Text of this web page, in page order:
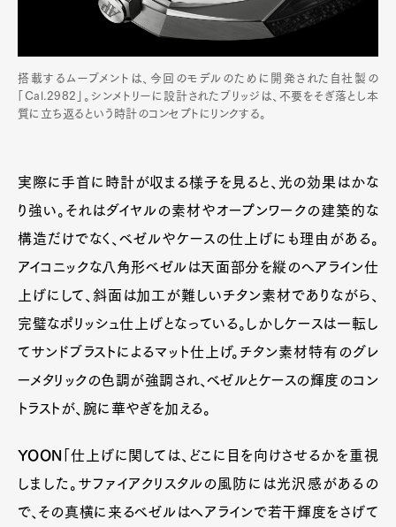
搭載するムーブメントは、今回のモデルのために開発された自社製の
「Cal.2982」。シンメトリーに設計されたブリッジは、不要をそぎ落とし本
質に立ち返るという時計のコンセプトにリンクする。
実際に手首に時計が収まる様子を見ると、光の効果はかな
り強い。それはダイヤルの素材やオープンワークの建築的な
構造だけでなく、ベゼルやケースの仕上げにも理由がある。
アイコニックな八角形ベゼルは天面部分を縦のヘアライン仕
上げにして、斜面は加工が難しいチタン素材でありながら、
完璧なポリッシュ仕上げとなっている。しかしケースは一転し
てサンドブラストによるマット仕上げ。チタン素材特有のグレ
ーメタリックの色調が強調され、ベゼルとケースの輝度のコン
トラストが、腕に華やぎを加える。
YOON
「仕上げに関しては、どこに目を向けさせるかを重視
しました。サファイアクリスタルの風防には光沢感があるの
で、その真横に来るベゼルはヘアラインで若干輝度をさげて